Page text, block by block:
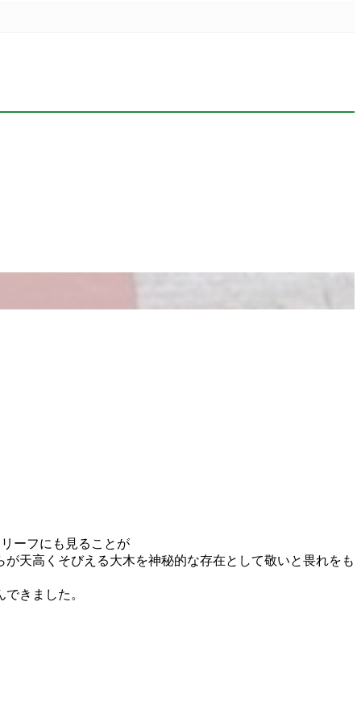
ーフにも見ることが
天高くそびえる大木を神秘的な存在として敬いと畏れをも
きました。